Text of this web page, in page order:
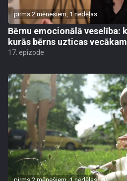
pirms 2 mēnešiem, 1 nedēļas
Bērnu emocionālā veselība:
kurās bērns uzticas
17. epizode